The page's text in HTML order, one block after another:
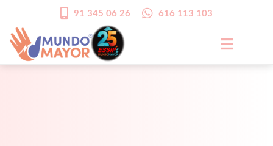
91 345 06 26 616 113 103